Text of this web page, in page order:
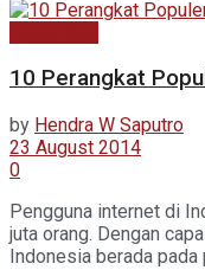
10 Perangkat
by Hendra W Saputro
23 August 2014
0
Pengguna internet di
juta orang. Dengan
Indonesia berada pada